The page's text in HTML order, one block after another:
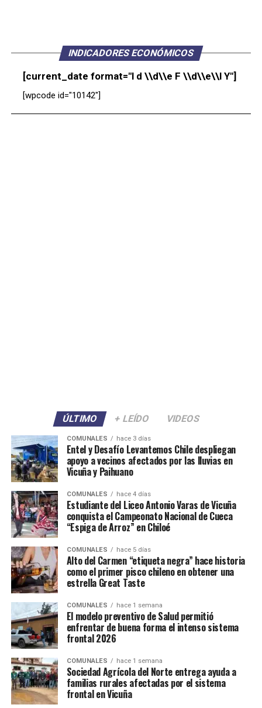
INDICADORES ECONÓMICOS
[current_date format="l d \\d\\e F \\d\\e\\l Y"]
[wpcode id="10142"]
ÚLTIMO + LEÍDO VIDEOS
COMUNALES hace 3 días
Entel y Desafío Levantemos Chile despliegan
apoyo a vecinos afectados por las lluvias en
Vicuña y Paihuano
COMUNALES hace 4 días
Estudiante del Liceo Antonio Varas de Vicuña
conquista el Campeonato Nacional de Cueca
“Espiga de Arroz” en Chiloé
COMUNALES hace 5 días
Alto del Carmen “etiqueta negra” hace historia
como el primer pisco chileno en obtener una
estrella Great Taste
COMUNALES hace 1 semana
El modelo preventivo de Salud permitió
enfrentar de buena forma el intenso sistema
frontal 2026
COMUNALES hace 1 semana
Sociedad Agrícola del Norte entrega ayuda a
familias rurales afectadas por el sistema
frontal en Vicuña